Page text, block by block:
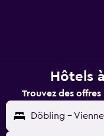
Hôtels
Trouvez des
Döbling -